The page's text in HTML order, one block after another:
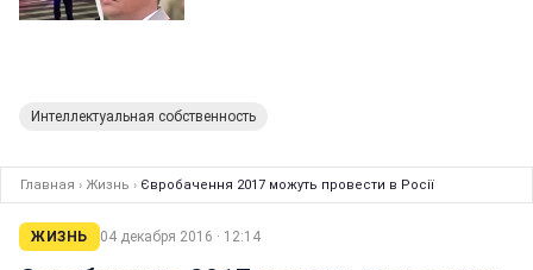
Интеллектуальная собственность
Главная › Жизнь › Євробачення 2017 можуть провести в Росії
ЖИЗНЬ 04 декабря 2016 · 12:14